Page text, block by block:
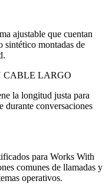
ajustable que cuentan
sintético montadas de
CABLE LARGO
la longitud justa para
durante conversaciones
para Works With
comunes de llamadas y
operativos.